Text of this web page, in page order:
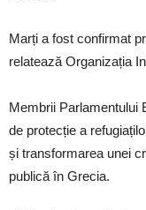
Marți a fost confirmat
relatează Organizația
Membrii Parlamentului
de protecție a
și transformarea unei
publică în Grecia.